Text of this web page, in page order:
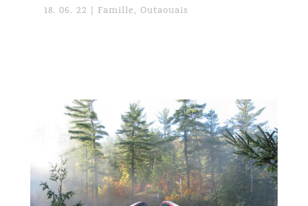
18. 06. 22 Famille, Outaouais